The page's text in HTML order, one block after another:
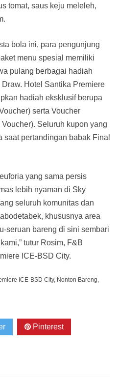
tomat, saus keju meleleh,
bola ini, para pengunjung
menu spesial memiliki
pulang berbagai hadiah
Hotel Santika Premiere
hadiah eksklusif berupa
serta Voucher
Seluruh kupon yang
pertandingan babak Final
yang sama persis
lebih nyaman di Sky
seluruh komunitas dan
khususnya area
seruan bareng di sini sembari
tutur Rosim, F&B
ICE-BSD City.
ICE-BSD City, Nonton Bareng
Pinterest